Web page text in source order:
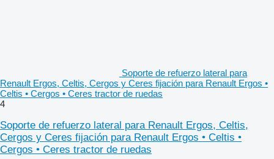
Soporte de refuerzo lateral para
Renault Ergos, Celtis, Cergos y Ceres fijación para Renault Ergos •
Celtis • Cergos • Ceres tractor de ruedas
4
Soporte de refuerzo lateral para Renault Ergos, Celtis,
Cergos y Ceres fijación para Renault Ergos • Celtis •
Cergos • Ceres tractor de ruedas